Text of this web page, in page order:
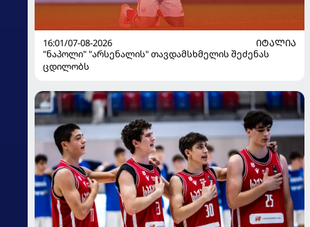
16:01/07-08-2026
ᲘᲢᲐᲚᲘᲐ
"ნაპოლი" "არსენალის" თავდამსხმელის შეძენას
ცდილობს